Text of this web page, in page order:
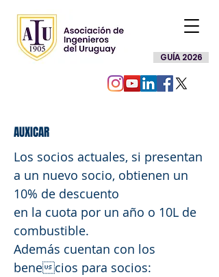
GUÍA 2026
AUXICAR
Los socios actuales, si presentan
a un nuevo socio, obtienen un
10% de descuento
en la cuota por un año o 10L de
combustible.
Además cuentan con los
benecios para socios: